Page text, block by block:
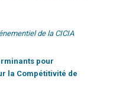
de la CICIA
pour
la Compétitivité de